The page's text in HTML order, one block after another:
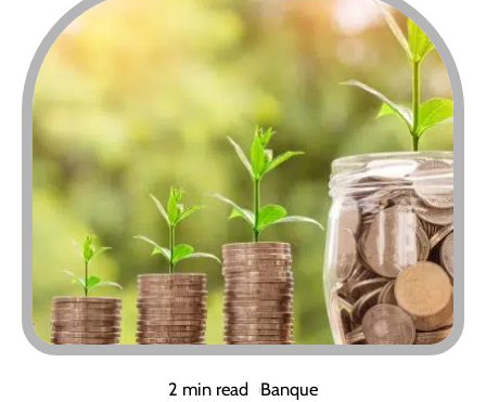
2 min read Banque